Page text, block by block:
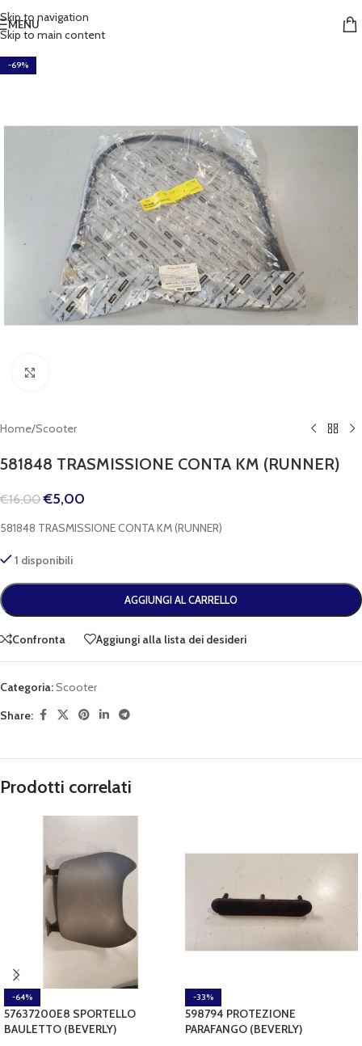
Skip to navigation
Skip to main content
MENU
-69%
Home/Scooter
581848 TRASMISSIONE CONTA KM (RUNNER)
€16,00 €5,00
581848 TRASMISSIONE CONTA KM (RUNNER)
1 disponibili
AGGIUNGI AL CARRELLO
Confronta Aggiungi alla lista dei desideri
Categoria:Scooter
Share:
Prodotti correlati
-64%
57637200E8 SPORTELLO
BAULETTO (BEVERLY)
-33%
598794 PROTEZIONE
PARAFANGO (BEVERLY)